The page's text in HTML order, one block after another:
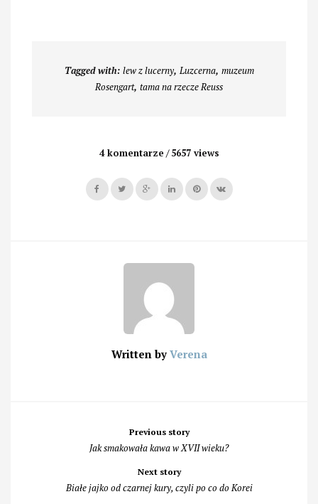
Tagged with: lew z lucerny, Luzcerna, muzeum
Rosengart, tama na rzecze Reuss
4 komentarze 5657 views
Written by Verena
navigation
Previous story
Jak smakowała kawa w XVII wieku?
Next story
Białe jajko od czarnej kury, czyli po co do Korei